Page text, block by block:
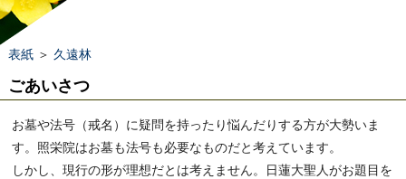
表紙＞ 久遠林
ごあいさつ
お墓や法号（戒名）に疑問を持ったり悩んだりする方が大勢いま
す。照栄院はお墓も法号も必要なものだと考えています。
しかし、現行の形が理想だとは考えません。日蓮大聖人がお題目を